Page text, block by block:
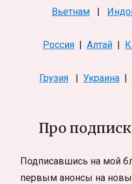
Вьетнам |
Россия | Алтай |
Грузия | Украина |
Про
Подписавшись на мой
первым анонсы на